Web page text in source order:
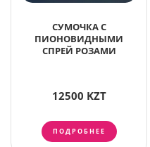
СУМОЧКА С
ПИОНОВИДНЫМИ
СПРЕЙ РОЗАМИ
12500 KZT
ПОДРОБНЕЕ